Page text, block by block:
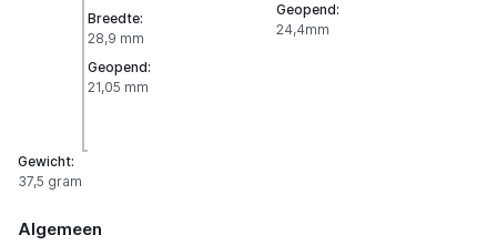
Gewicht:
37,5 gram
Breedte:
28,9 mm
Geopend:
21,05 mm
Geopend:
24,4mm
Algemeen